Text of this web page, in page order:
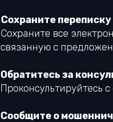
Сохраните
Сохраните все
связанную с
Обратитесь за
Проконсультируйтесь
Сообщите о